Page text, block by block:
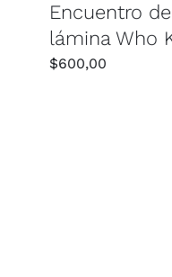
Encuentro
lámina Who
$600,00